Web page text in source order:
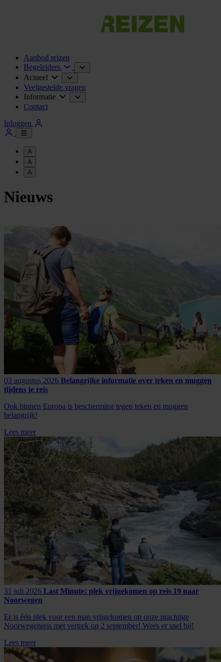
Aanbod reizen
Begeleiders
Actueel
Veelgestelde vragen
Informatie
Contact
Inloggen
A
A
A
Nieuws
03 augustus 2026 Belangrijke informatie over teken en muggen
tijdens je reis
Ook binnen Europa is bescherming tegen teken en muggen
belangrijk!
Lees meer
31 juli 2026 Last Minute: plek vrijgekomen op reis 19 naar
Noorwegen
Er is één plek voor een man vrijgekomen op onze prachtige
Noorwegenreis met vertrek op 2 september! Wees er snel bij!
Lees meer